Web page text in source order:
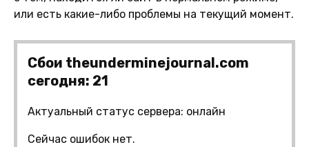
или есть какие-либо проблемы на текущий момент.
Сбои theunderminejournal.com
сегодня: 21
Актуальный статус сервера: онлайн
Сейчас ошибок нет.